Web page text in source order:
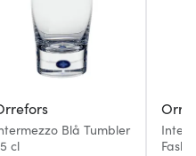
Blå Tumbler
cl